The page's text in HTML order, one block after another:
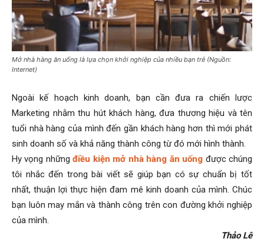
Mở nhà hàng ăn uống là lựa chọn khởi nghiệp của nhiều bạn trẻ (Nguồn:
Internet)
Ngoài kế hoạch kinh doanh, bạn cần đưa ra chiến lược
Marketing nhằm thu hút khách hàng, đưa thương hiệu và tên
tuổi nhà hàng của mình đến gần khách hàng hơn thì mới phát
sinh doanh số và khả năng thành công từ đó mới hình thành.
Hy vọng nhữngđiều kiện mở nhà hàng ăn uống được chúng
tôi nhắc đến trong bài viết sẽ giúp bạn có sự chuẩn bị tốt
nhất, thuận lợi thực hiện đam mê kinh doanh của mình. Chúc
bạn luôn may mắn và thành công trên con đường khởi nghiệp
của mình.
Thảo Lê